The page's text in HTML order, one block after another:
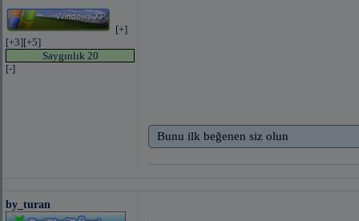
[+]
[+3][+5]
Saygınlık 20
[-]
Bunu ilk beğenen siz olun
by_turan